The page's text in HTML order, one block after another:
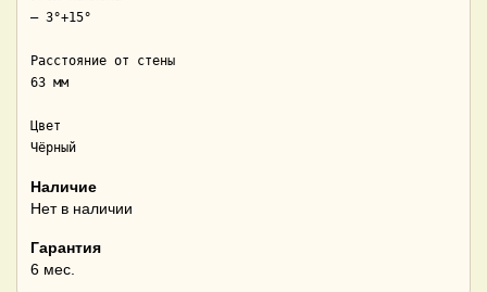
– 3°+15°
Расстояние от стены
63 мм
Цвет
Чёрный
Наличие
Нет в наличии
Гарантия
6 мес.